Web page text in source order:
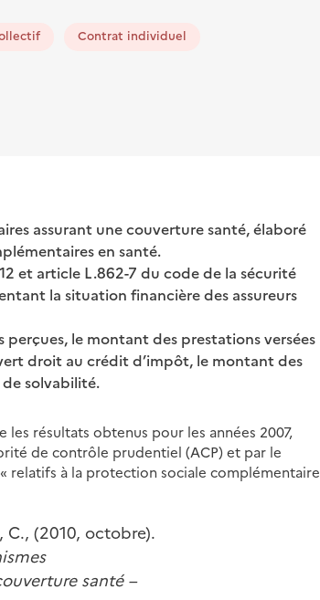
Contrat individuel
assurant une couverture santé, élaboré
en santé.
et article L.862-7 du code de la sécurité
la situation financière des assureurs
le montant des prestations versées
droit au crédit d’impôt, le montant des
solvabilité.
résultats obtenus pour les années 2007,
de contrôle prudentiel (ACP) et par le
relatifs à la protection sociale complémentaire
(2010, octobre).
santé –